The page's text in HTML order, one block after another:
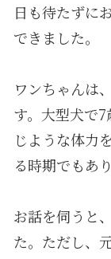
日も待たずに
できました。
ワンちゃんは、
す。大型犬で7
じような体力
る時期でもあ
お話を伺うと
た。ただし、